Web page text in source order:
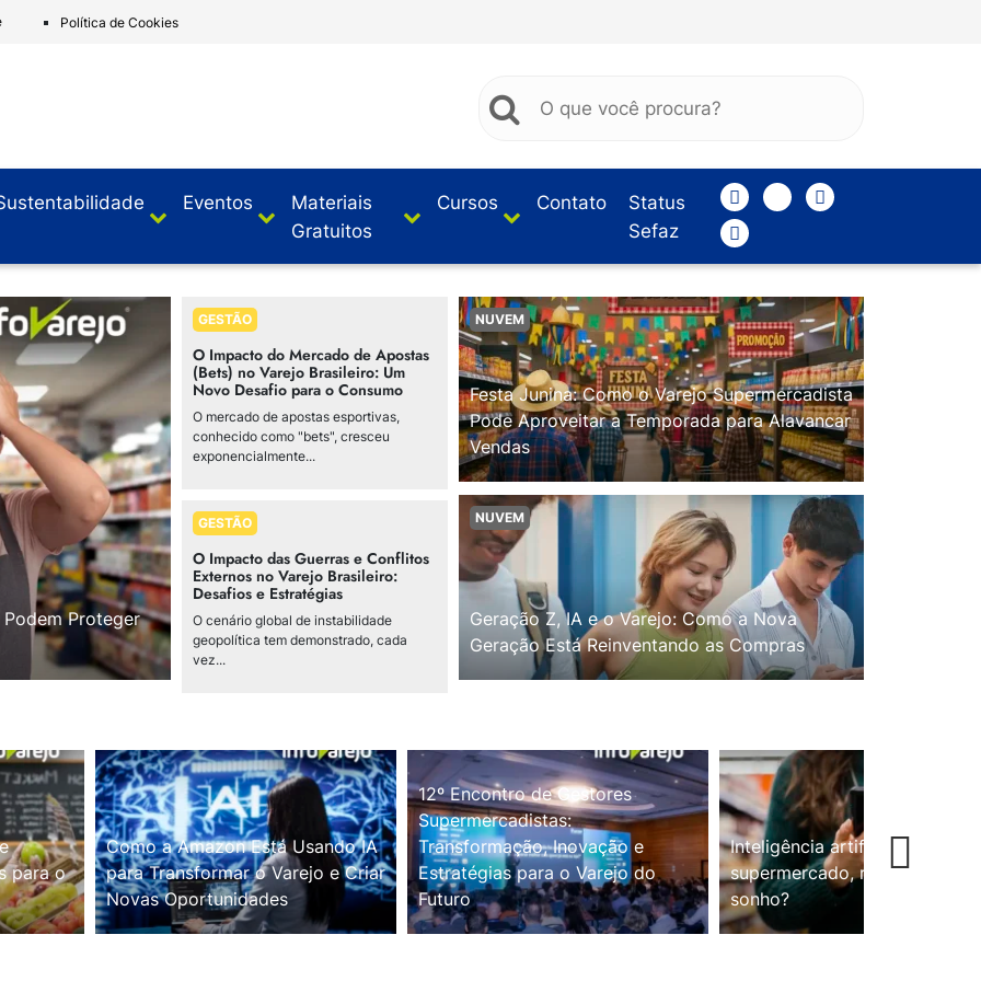
Política de Cookies
Eventos
Materiais
Gratuitos
Cursos Contato
Status
Sefaz
Proteger
GESTÃO
O Impacto do Mercado de Apostas
(Bets) no Varejo Brasileiro: Um
Novo Desafio para o Consumo
O mercado de apostas esportivas,
conhecido como "bets", cresceu
exponencialmente...
GESTÃO
O Impacto das Guerras e Conflitos
Externos no Varejo Brasileiro:
Desafios e Estratégias
O cenário global de instabilidade
geopolítica tem demonstrado, cada
vez...
NUVEM
Festa Junina: Como o Varejo Supermercadista
Pode Aproveitar a Temporada para Alavancar
Vendas
NUVEM
Geração Z, IA e o Varejo: Como a Nova
Geração Está Reinventando as Compras
para o
Como a Amazon Está Usando IA
para Transformar o Varejo e Criar
Novas Oportunidades
12º Encontro de Gestores
Supermercadistas:
Transformação, Inovação e
Estratégias para o Varejo do
Futuro
Inteligência artificial no
supermercado, realidade ou
sonho?